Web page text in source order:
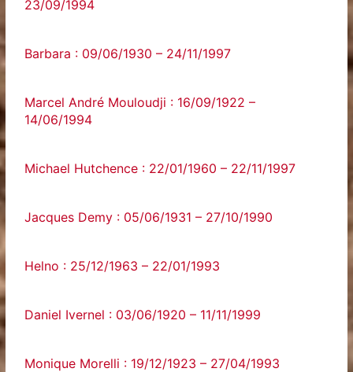
23/09/1994
Barbara : 09/06/1930 – 24/11/1997
Marcel André Mouloudji : 16/09/1922 –
14/06/1994
Michael Hutchence : 22/01/1960 – 22/11/1997
Jacques Demy : 05/06/1931 – 27/10/1990
Helno : 25/12/1963 – 22/01/1993
Daniel Ivernel : 03/06/1920 – 11/11/1999
Monique Morelli : 19/12/1923 – 27/04/1993